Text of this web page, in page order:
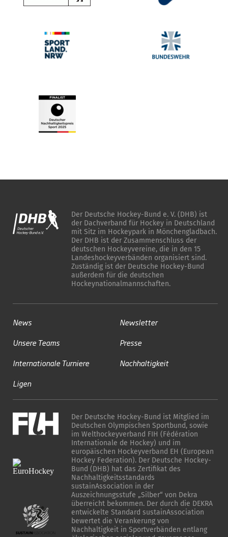
Der Deutsche Hockey-Bund e. V. (DHB) ist
der Dachverband für Hockey in Deutschland
mit Sitz im Hockeypark in Mönchengladbach.
Der DHB ist der Zusammenschluss der
deutschen Hockeyvereine, die in den 15
Landeshockeyverbänden organisiert sind.
Zuständig ist der Deutsche Hockey-Bund
außerdem für die deutschen
Hockeynationalmannschaften.
News
Unsere Teams
Internationale Turniere
Ligen
Newsletter
Presse
Nachhaltigkeit
Der Deutsche Hockey-Bund ist Mitglied im
Deutschen Olympischen Sportbund, sowie
im Welthockeyverband FIH (Fédération
Internationale de Hockey) und im
europäischen Hockeyverband EH (European
Hockey Federation). Der Deutsche Hockey-
Bund (DHB) hat das Zertifikat des
Nachhaltigkeitsstandards
sustainAssociation in der
Auszeichnungsstufe „Silber“ von Dekra
überreicht bekommen. Der durch die DEKRA
entwickelte Standard sustainAssociation
bewertet die Verankerung von
Nachhaltigkeit in Sportverbänden entlang